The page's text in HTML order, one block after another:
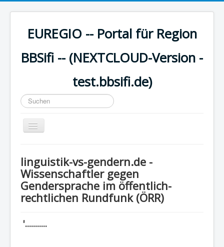
EUREGIO -- Portal für Region
BBSifi -- (NEXTCLOUD-Version -
test.bbsifi.de)
Suchen
...
Navigation
an/aus
H A U P T M E N Ü
EUREGIO - Inhalte
KULTUR
linguistik-vs-gendern.de -
Wissenschaftler gegen
Gendersprache im öffentlich-
rechtlichen Rundfunk (ÖRR)
'...........